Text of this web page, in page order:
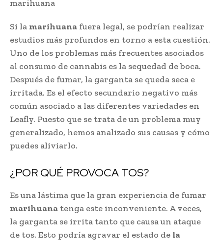
Si la marihuana fuera legal, se podrían realizar
estudios más profundos en torno a esta cuestión.
Uno de los problemas más frecuentes asociados
al consumo de cannabis es la sequedad de boca.
Después de fumar, la garganta se queda seca e
irritada. Es el efecto secundario negativo más
común asociado a las diferentes variedades en
Leafly. Puesto que se trata de un problema muy
generalizado, hemos analizado sus causas y cómo
puedes aliviarlo.
¿POR QUÉ PROVOCA TOS?
Es una lástima que la gran experiencia de fumar
marihuana tenga este inconveniente. A veces,
la garganta se irrita tanto que causa un ataque
de tos. Esto podría agravar el estado de la